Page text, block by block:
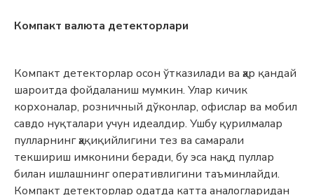
Компакт валюта детекторлари
Компакт детекторлар осон ўтказилади ва ҳар қандай
шароитда фойдаланиш мумкин. Улар кичик
корхоналар, розничный дўконлар, офислар ва мобил
савдо нуқталари учун идеалдир. Ушбу қурилмалар
пулларнинг ҳақиқийлигини тез ва самарали
текшириш имконини беради, бу эса нақд пуллар
билан ишлашнинг оперативлигини таъминлайди.
Компакт детекторлар одатда катта аналогларидан